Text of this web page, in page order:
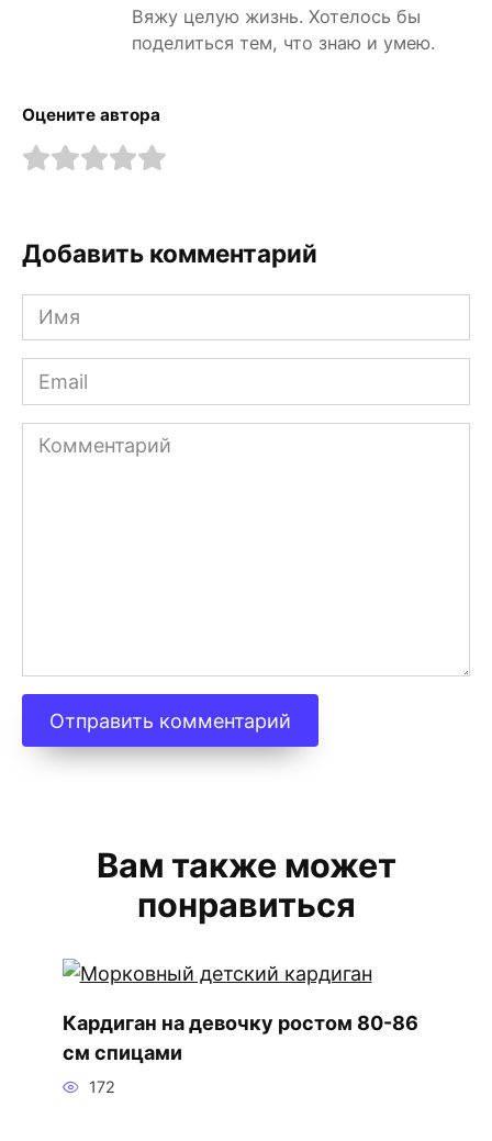
Вяжу целую жизнь. Хотелось бы
поделиться тем, что знаю и умею.
Оцените автора
Добавить комментарий
Имя
Email
Комментарий
Вам также может
понравиться
Кардиган на девочку ростом 80-86
см спицами
172